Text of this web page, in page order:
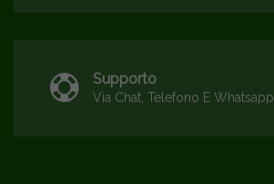
Supporto
Via Chat, Telefono E Whatsapp